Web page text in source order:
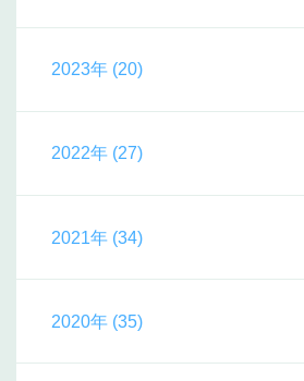
2023年 (20)
2022年 (27)
2021年 (34)
2020年 (35)